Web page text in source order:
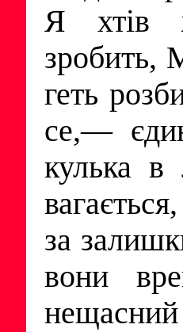
Я хтів
зробить,
геть
се,—
кулька
за
вони